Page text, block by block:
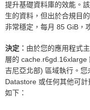
提升基礎資料庫的效能。
生的資料，但出於合規目
非常穩定，每月 85 GiB，
決定︰ 由於您的應用程式
層的 cache.r6gd.16xlarge
吉尼亞北部) 區域執行。
Datastore 或任何其他可
如下：